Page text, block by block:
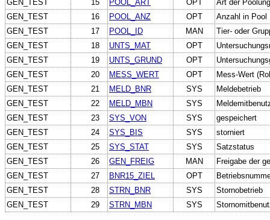
GEN_TEST
15 POOL_ART OPT
Art der
GEN_TEST
16 POOL_ANZ OPT
Anzahl in Pool
GEN_TEST
17 POOL_ID MAN
Tier- oder
GEN_TEST
18 UNTS_MAT OPT
GEN_TEST
19 UNTS_GRUND OPT
GEN_TEST
20 MESS_WERT OPT
Mess-Wert
GEN_TEST
21 MELD_BNR SYS
Meldebetrieb
GEN_TEST
22 MELD_MBN SYS
GEN_TEST
23 SYS_VON SYS
gespeichert
GEN_TEST
24 SYS_BIS SYS
storniert
GEN_TEST
25 SYS_STAT SYS
Satzstatus
GEN_TEST
26 GEN_FREIG MAN
Freigabe der
GEN_TEST
27 BNR15_ZIEL OPT
GEN_TEST
28 STRN_BNR SYS
Stornobetrieb
GEN_TEST
29 STRN_MBN SYS